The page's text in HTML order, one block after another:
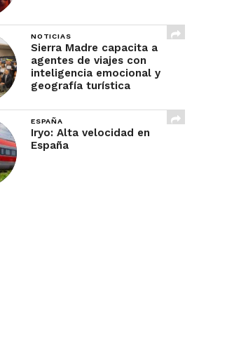
NOTICIAS
Sierra Madre capacita a
agentes de viajes con
inteligencia emocional y
geografía turística
ESPAÑA
Iryo: Alta velocidad en
España